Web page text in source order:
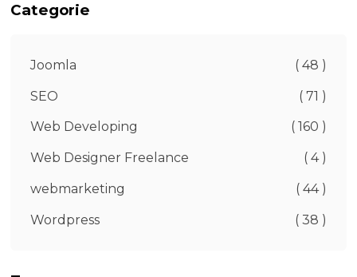
Categorie
Joomla ( 48 )
SEO ( 71 )
Web Developing ( 160 )
Web Designer Freelance ( 4 )
webmarketing ( 44 )
Wordpress ( 38 )